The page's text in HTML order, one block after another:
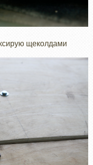
щеколдами